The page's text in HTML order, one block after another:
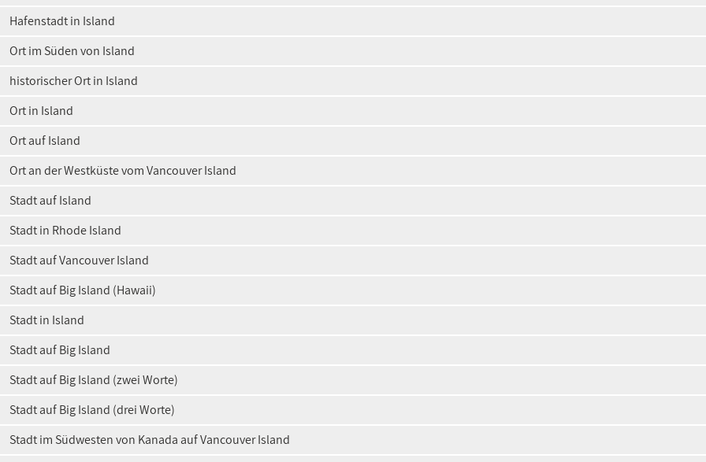
Hafenstadt in Island
Ort im Süden von Island
historischer Ort in Island
Ort in Island
Ort auf Island
Ort an der Westküste vom Vancouver Island
Stadt auf Island
Stadt in Rhode Island
Stadt auf Vancouver Island
Stadt auf Big Island (Hawaii)
Stadt in Island
Stadt auf Big Island
Stadt auf Big Island (zwei Worte)
Stadt auf Big Island (drei Worte)
Stadt im Südwesten von Kanada auf Vancouver Island